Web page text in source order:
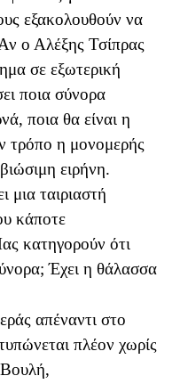
εξακολουθούν να
ο Αλέξης Τσίπρας
σε εξωτερική
ποια σύνορα
ποια θα είναι η
τρόπο η μονομερής
ειρήνη.
μια ταιριαστή
κάποτε
κατηγορούν ότι
Έχει η θάλασσα
απέναντι στο
πλέον χωρίς
Βουλή,